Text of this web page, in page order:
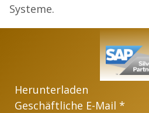
Systeme.
Herunterladen